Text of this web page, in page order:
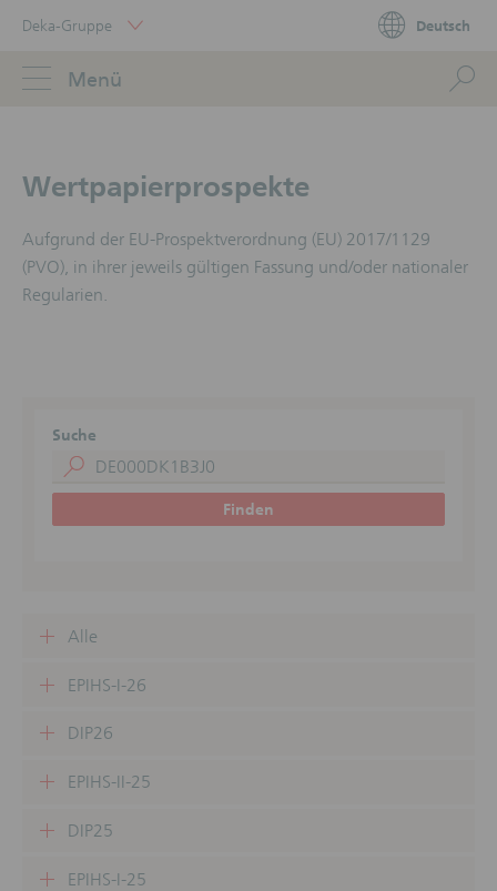
LinksPortal
Deka-Gruppe Deutsch
Menü
Wertpapierprospekte
Aufgrund der EU-Prospektverordnung (EU) 2017/1129
(PVO), in ihrer jeweils gültigen Fassung und/oder nationaler
Regularien.
Suche
Finden
Alle
EPIHS-I-26
DIP26
EPIHS-II-25
DIP25
EPIHS-I-25